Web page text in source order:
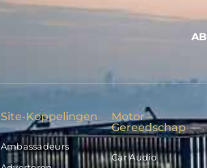
Site-Koppelingen
Ambassadeurs
Motor -
Gereedschap
Car Audio